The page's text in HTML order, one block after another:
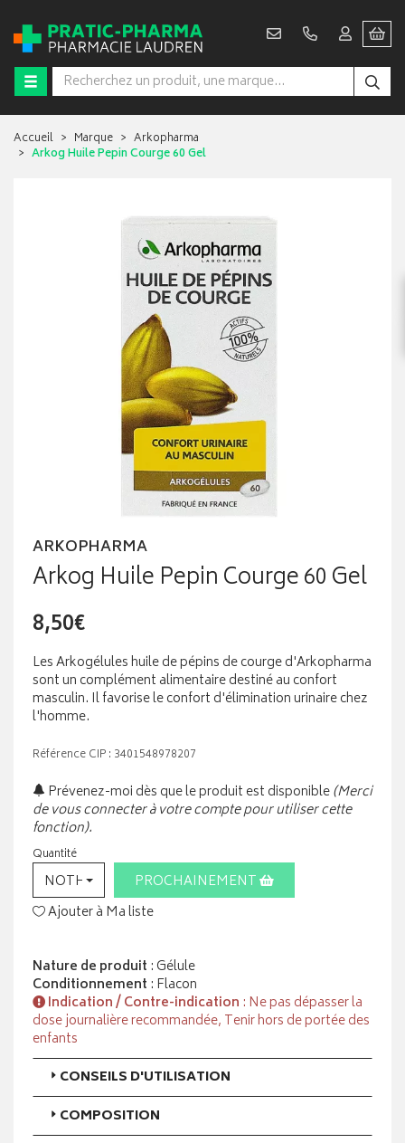
Accueil Marque
Arkopharma
Arkog Huile Pepin Courge 60 Gel
ARKOPHARMA
Arkog Huile Pepin Courge 60 Gel
8,50€
Les Arkogélules huile de pépins de courge d'Arkopharma
sont un complément alimentaire destiné au confort
masculin. Il favorise le confort d'élimination urinaire chez
l'homme.
Référence CIP : 3401548978207
Prévenez-moi dès que le produit est disponible(Merci
de vous connecter à votre compte pour utiliser cette
fonction).
Quantité
NOTHING SELECTEDPROCHAINEMENT
Ajouter à Ma liste
Nature de produit : Gélule
Conditionnement : Flacon
Indication / Contre-indication : Ne pas dépasser la
dose journalière recommandée, Tenir hors de portée des
enfants
CONSEILS D'UTILISATION
COMPOSITION